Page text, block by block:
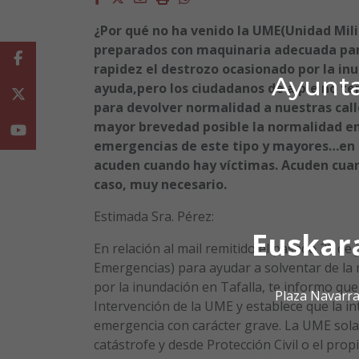
Plaza
¿Por qué no ha venido la UME(Unidad
preparados con maquinaria adecuada
rapidez el destrozo ocasionado por la
ayuda,pero los ciudadanos de a pie no
para devolver normalidad a nuestras
mayor brevedad posible la normalidad
emergencias de este tipo y
acuden cuando hay víctimas. Acuden
caso, muy necesario.
Estimada Sra. Pérez:
En relación al mail remitido el pasado 23
Emergencias) para ayudar a solventar de
por la inundación en Tafalla, te informo
Intervención de la UME y establece que la
emergencia con carácter grave. La UME
catástrofe y desde Protección Civil o el
Facebook
Youtube